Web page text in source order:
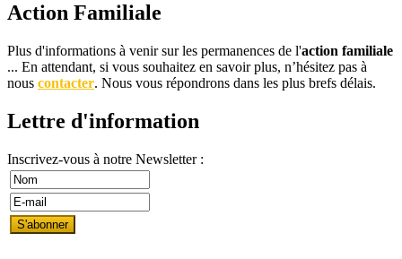
Action Familiale
Plus d'informations à venir sur les permanences de l'action familiale
... En attendant, si vous souhaitez en savoir plus, n’hésitez pas à
nous contacter. Nous vous répondrons dans les plus brefs délais.
Lettre d'information
Inscrivez-vous à notre Newsletter :